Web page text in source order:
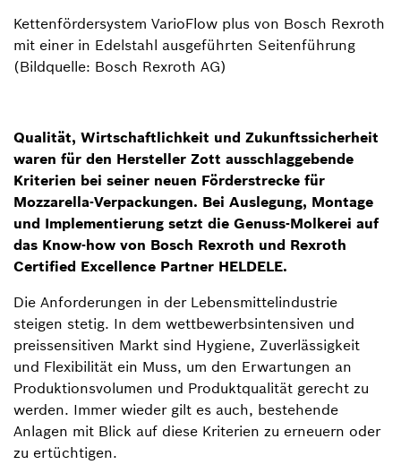
Kettenfördersystem VarioFlow plus von Bosch Rexroth
mit einer in Edelstahl ausgeführten Seitenführung
(Bildquelle: Bosch Rexroth AG)
Qualität, Wirtschaftlichkeit und Zukunftssicherheit
waren für den Hersteller Zott ausschlaggebende
Kriterien bei seiner neuen Förderstrecke für
Mozzarella-Verpackungen. Bei Auslegung, Montage
und Implementierung setzt die Genuss-Molkerei auf
das Know-how von Bosch Rexroth und Rexroth
Certified Excellence Partner HELDELE.
Die Anforderungen in der Lebensmittelindustrie
steigen stetig. In dem wettbewerbsintensiven und
preissensitiven Markt sind Hygiene, Zuverlässigkeit
und Flexibilität ein Muss, um den Erwartungen an
Produktionsvolumen und Produktqualität gerecht zu
werden. Immer wieder gilt es auch, bestehende
Anlagen mit Blick auf diese Kriterien zu erneuern oder
zu ertüchtigen.